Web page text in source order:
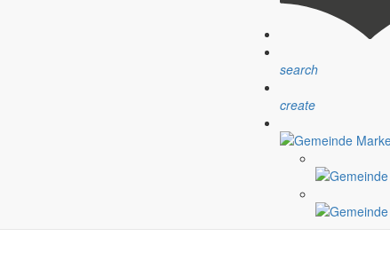
search
create
und eines starken Miteinanders weiter voranschreitet.
neue Projekte und Beteiligungsmöglichkeiten für 2026 an.